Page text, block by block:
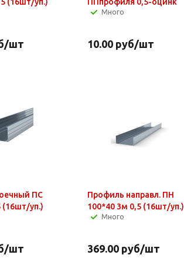
/шт
Много
10.00руб/шт
ПС
(16шт/уп.)
/шт
Профиль направл. ПН
100*40 3м 0,5 (16шт/уп.)
Много
369.00руб/шт